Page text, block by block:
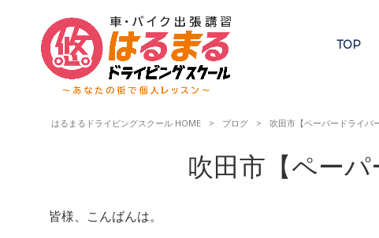
TOP
はるまるドライビングスクール HOME > ブログ > 吹田市【ペーパードライバ
吹田市【ペー
皆様、こんばんは。